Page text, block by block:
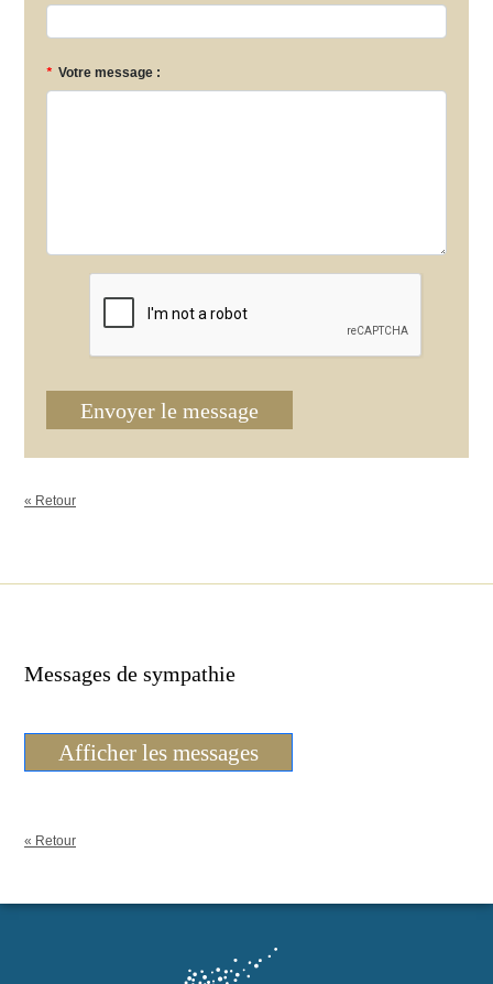
* Votre message :
Envoyer le message
« Retour
Messages de sympathie
Afficher les messages
« Retour